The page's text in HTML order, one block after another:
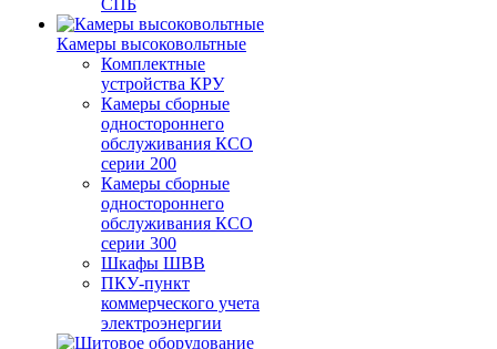
СПБ
Камеры высоковольтные
Комплектные
устройства КРУ
Камеры сборные
одностороннего
обслуживания КСО
серии 200
Камеры сборные
одностороннего
обслуживания КСО
серии 300
Шкафы ШВВ
ПКУ-пункт
коммерческого учета
электроэнергии